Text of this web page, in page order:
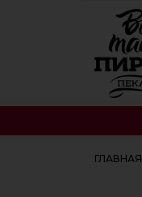
ГЛАВНАЯ